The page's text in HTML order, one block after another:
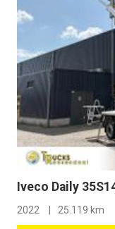
2022 25.119 km